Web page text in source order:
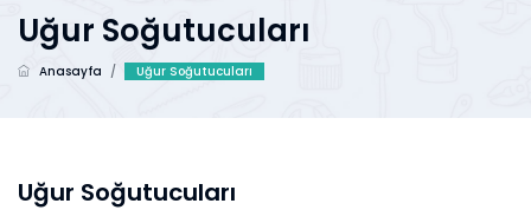
Uğur Soğutucuları
Anasayfa / Uğur Soğutucuları
Uğur Soğutucuları